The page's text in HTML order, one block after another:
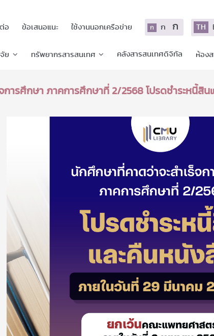
อ ข้อเสนอแนะ ใช้งานนอกเครือข่าย ก ก ก TH
ย ทรัพยากรสารสนเทศ คลังสารสนเทศดิจิทัล ห้อง
การศึกษา ภาคการศึกษาที่ 2/2568 โปรดชำระหนี้สิ